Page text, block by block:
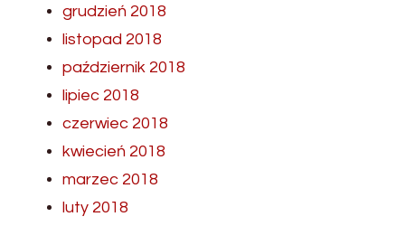
grudzień 2018
listopad 2018
październik 2018
lipiec 2018
czerwiec 2018
kwiecień 2018
marzec 2018
luty 2018